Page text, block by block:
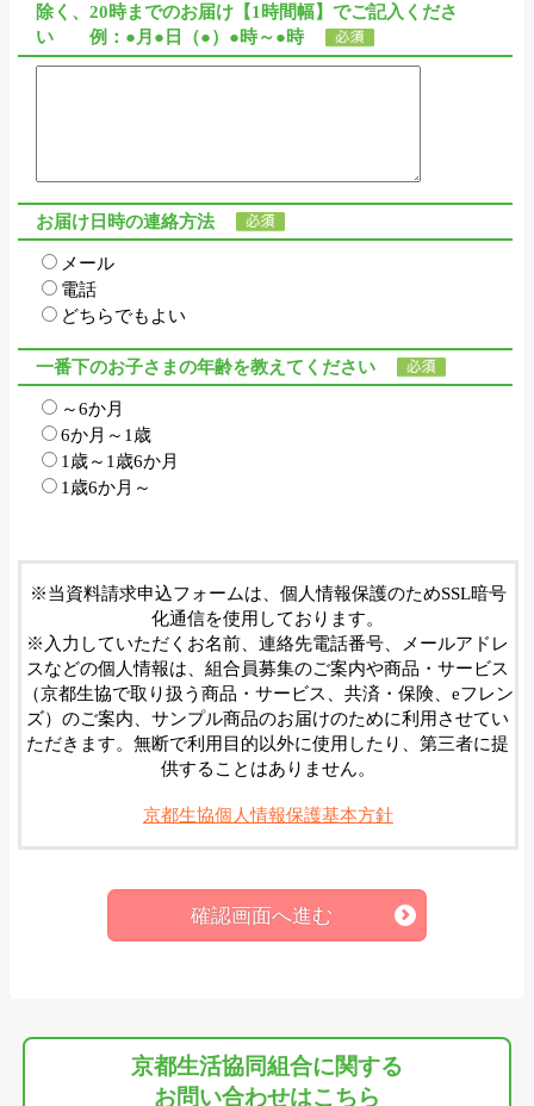
除く、20時までのお届け【1時間幅】でご記入くださ
い 例：●月●日（●）●時～●時
お届け日時の連絡方法
メール
電話
どちらでもよい
一番下のお子さまの年齢を教えてください
～6か月
6か月～1歳
1歳～1歳6か月
1歳6か月～
※当資料請求申込フォームは、個人情報保護のためSSL暗号
化通信を使用しております。
※入力していただくお名前、連絡先電話番号、メールアドレ
スなどの個人情報は、組合員募集のご案内や商品・サービス
（京都生協で取り扱う商品・サービス、共済・保険、eフレン
ズ）のご案内、サンプル商品のお届けのために利用させてい
ただきます。無断で利用目的以外に使用したり、第三者に提
供することはありません。
京都生協個人情報保護基本方針
確認画面へ進む
京都生活協同組合に関する
お問い合わせはこちら